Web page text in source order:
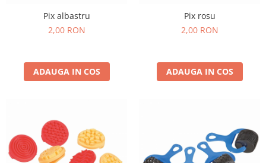
Pix albastru
2,00 RON
ADAUGA IN COS
Pix rosu
2,00 RON
ADAUGA IN COS